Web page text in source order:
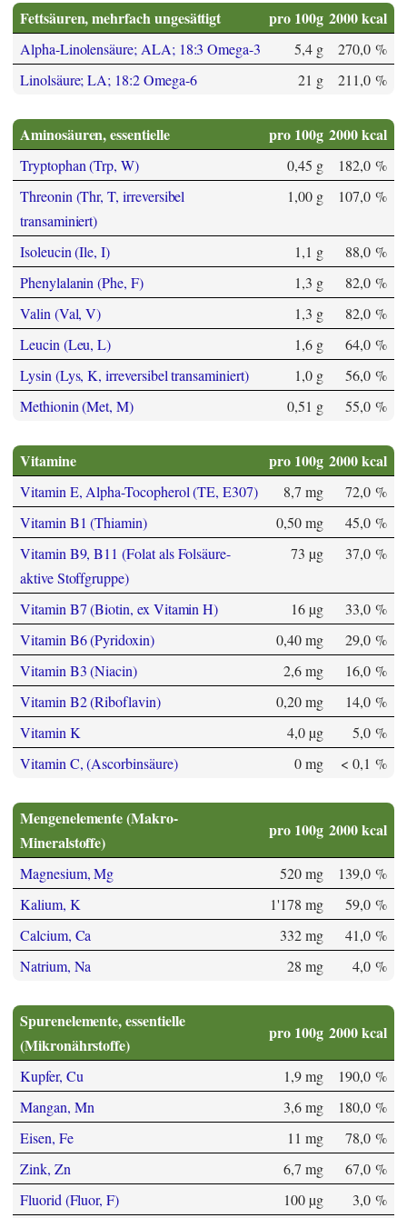
Fettsäuren, mehrfach ungesättigt pro 100g 2000 kcal
Alpha-Linolensäure; ALA; 18:3 Omega-3 5,4 g
270,0 %
Linolsäure; LA; 18:2 Omega-6
21 g 211,0 %
Aminosäuren, essentielle pro 100g 2000 kcal
Tryptophan (Trp, W) 0,45 g
182,0 %
Threonin (Thr, T, irreversibel
transaminiert)
1,00 g 107,0 %
Isoleucin (Ile, I) 1,1 g
88,0 %
Phenylalanin (Phe, F)
1,3 g
82,0 %
Valin (Val, V)
1,3 g
82,0 %
Leucin (Leu, L)
1,6 g
64,0 %
Lysin (Lys, K, irreversibel transaminiert)
1,0 g
56,0 %
Methionin (Met, M)
0,51 g 55,0 %
Vitamine pro 100g 2000 kcal
Vitamin E, Alpha-Tocopherol (TE, E307) 8,7 mg
72,0 %
Vitamin B1 (Thiamin)
0,50 mg
45,0 %
Vitamin B9, B11 (Folat als Folsäure-
aktive Stoffgruppe)
73 µg 37,0 %
Vitamin B7 (Biotin, ex Vitamin H) 16 µg
33,0 %
Vitamin B6 (Pyridoxin)
0,40 mg
29,0 %
Vitamin B3 (Niacin)
2,6 mg
16,0 %
Vitamin B2 (Riboflavin)
0,20 mg
14,0 %
Vitamin K
4,0 µg
5,0 %
Vitamin C, (Ascorbinsäure)
0 mg < 0,1 %
Mengenelemente (Makro-
Mineralstoffe)
pro 100g 2000 kcal
Magnesium, Mg 520 mg
139,0 %
Kalium, K
1'178 mg
59,0 %
Calcium, Ca
332 mg
41,0 %
Natrium, Na
28 mg 4,0 %
Spurenelemente, essentielle
(Mikronährstoffe)
pro 100g 2000 kcal
Kupfer, Cu 1,9 mg
190,0 %
Mangan, Mn
3,6 mg
180,0 %
Eisen, Fe
11 mg
78,0 %
Zink, Zn
6,7 mg
67,0 %
Fluorid (Fluor, F)
100 µg 3,0 %